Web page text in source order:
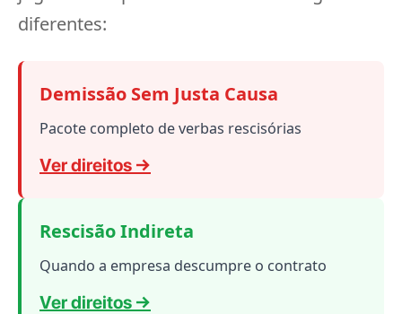
diferentes:
Demissão Sem Justa Causa
Pacote completo de verbas rescisórias
Ver direitos →
Rescisão Indireta
Quando a empresa descumpre o contrato
Ver direitos →